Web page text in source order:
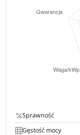
Sprawność
Gęstość mocy